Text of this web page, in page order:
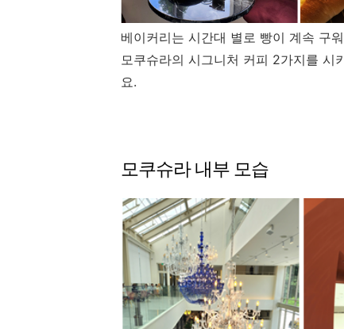
베이커리는 시간대 별로 빵이 계속 구
모쿠슈라의 시그니처 커피 2가지를 시
요.
모쿠슈라 내부 모습